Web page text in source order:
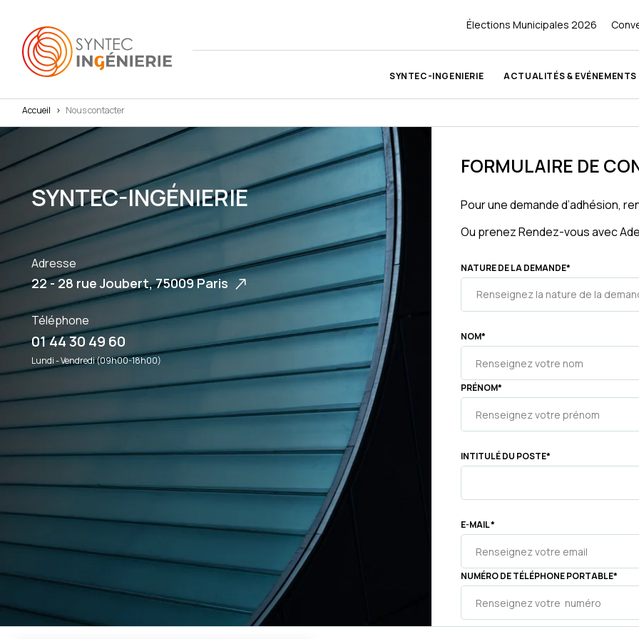
Élections Municipales 2026
SYNTEC-INGENIERIE ACTUALITÉS & EVÉNEMENTS
Nous connaître
L'annuaire
Notre feuille de route
Nos chartes
Notre gouvernance
Actualités
Agenda des évènements
Presse
Syntec-Ingénierie publie
d’Activité 2025
Attractivité et recrutement
Avantages et Partenaires
International
Juridique
Social et formation
Relations écoles
Accueil > Nous contacter
SYNTEC-INGÉNIERIE
Adresse
22 - 28 rue Joubert, 75009 Paris
Téléphone
01 44 30 49 60
Lundi - Vendredi (09h00-18h00)
FORMULAIRE DE
Pour une demande d’adhésion,
Ou prenez Rendez-vous avec
NATURE DE LA DEMANDE*
NOM*
PRÉNOM*
INTITULÉ DU POSTE*
E-MAIL*
NUMÉRO DE TÉLÉPHONE PORTABLE*